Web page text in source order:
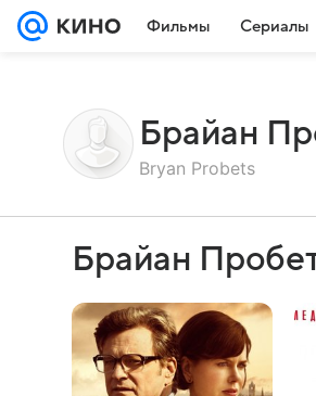
Фильмы Сериалы
Брайан
Bryan Probets
Брайан